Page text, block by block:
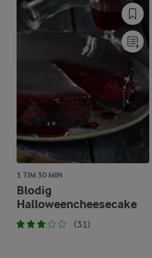
1 TIM 30 MIN
Blodig
Halloweencheesecake
(31)